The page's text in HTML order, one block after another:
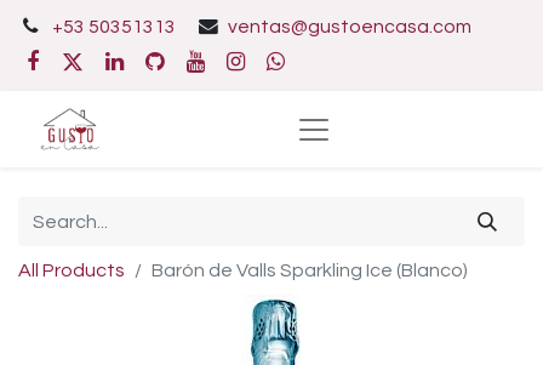
+53 50351313 ventas@gustoencasa.com
All Products Barón de Valls Sparkling Ice (Blanco)